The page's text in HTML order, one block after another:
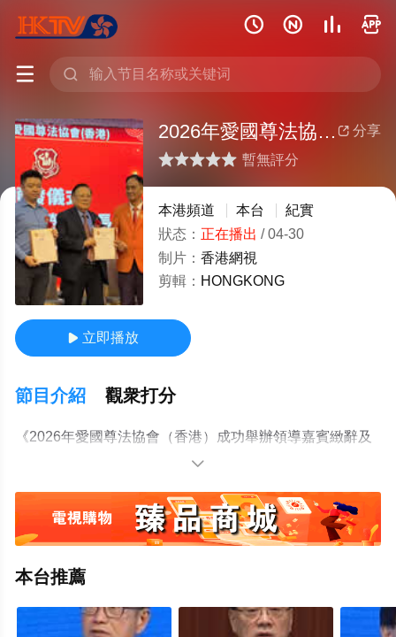
   
 
 分享
2026年愛國尊法協會（香港）成功舉辦領導嘉賓緻辭及現場盛況實錄
很差 暫無評分
本港頻道 本台
紀實
狀态： 正在播出 /04-30
制片： 香港網視
剪輯： HONGKONG
 立即播放
節目介紹 觀衆打分
《2026年愛國尊法協會（香港）成功舉辦領導嘉賓緻辭及
現場盛況實錄》香港國際網絡電視台/2026.04.30

本台推薦